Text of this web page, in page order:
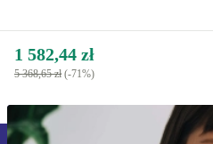
1 582,44 zł
5 368,65 zł (-71%)